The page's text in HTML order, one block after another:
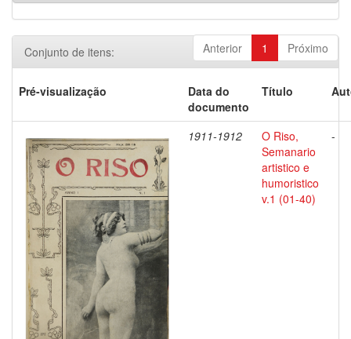
Anterior 1 Próximo
Conjunto de itens:
Pré-visualização
Data do
documento
Título
1911-1912
O Riso,
Semanario
artistico e
humoristico
v.1 (01-40)
-